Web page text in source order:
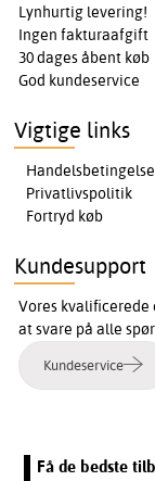
Lynhurtig levering!
Ingen fakturaafgift
30 dages åbent køb
God kundeservice
Vigtige links
Privatlivspolitik
Fortryd køb
Kundesupport
Vores
at svare på alle
Kundeservice
Få de bedste